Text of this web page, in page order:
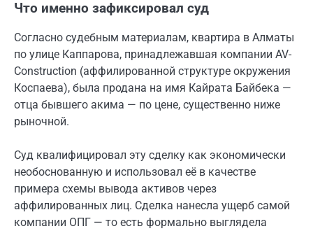
Что именно зафиксировал суд
Согласно судебным материалам, квартира в Алматы
по улице Каппарова, принадлежавшая компании AV-
Construction (аффилированной структуре окружения
Коспаева), была продана на имя Кайрата Байбека —
отца бывшего акима — по цене, существенно ниже
рыночной.
Суд квалифицировал эту сделку как экономически
необоснованную и использовал её в качестве
примера схемы вывода активов через
аффилированных лиц. Сделка нанесла ущерб самой
компании ОПГ — то есть формально выглядела